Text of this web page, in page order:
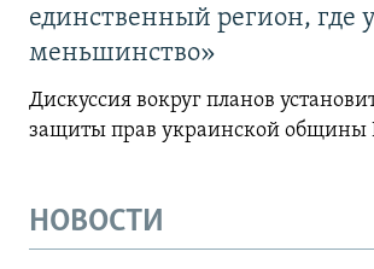
единственный регион, где
меньшинство»
Дискуссия вокруг планов
защиты прав украинской
НОВОСТИ